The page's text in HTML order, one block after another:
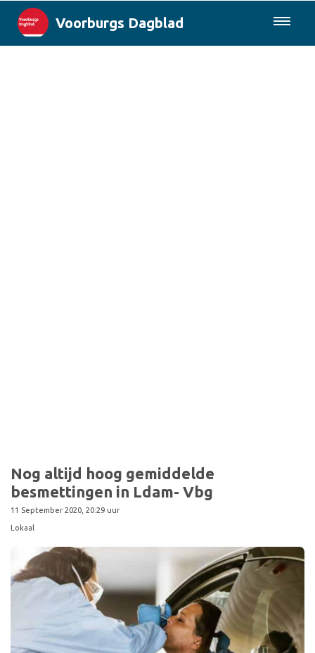
Voorburgs Dagblad
Nog altijd hoog gemiddelde
besmettingen in Ldam- Vbg
11 September 2020, 20:29 uur
Lokaal